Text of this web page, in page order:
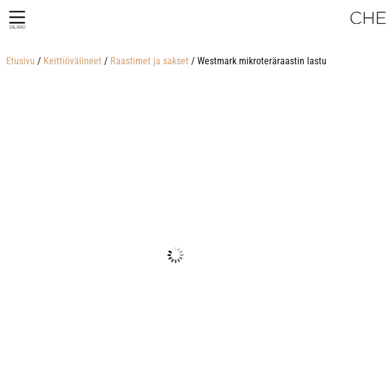
VALIKKO
Etusivu / Keittiövälineet / Raastimet ja sakset / Westmark mikroteräraastin lastu